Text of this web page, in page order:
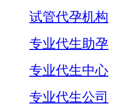
试管代孕机构
专业代生助孕
专业代生中心
专业代生公司